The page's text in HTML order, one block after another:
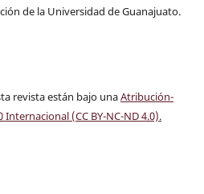
de la Universidad de Guanajuato.
revista están bajo unaAtribución-
(CC BY-NC-ND 4.0).